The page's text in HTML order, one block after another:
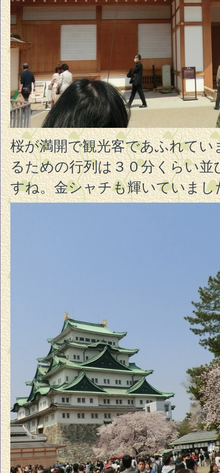
桜が満開で観光客であふれて
るための行列は３０分くらい
すね。金シャチも輝いていまし